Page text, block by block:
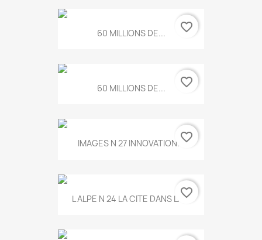
60 MILLIONS DE... favorite_border
60 MILLIONS DE... favorite_border
IMAGES N 27 INNOVATION...favorite_border
L ALPE N 24 LA CITE DANS LA...
favorite_border